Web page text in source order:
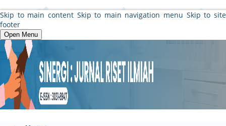
Skip to main content Skip to main navigation menu Skip to site
footer
Open Menu